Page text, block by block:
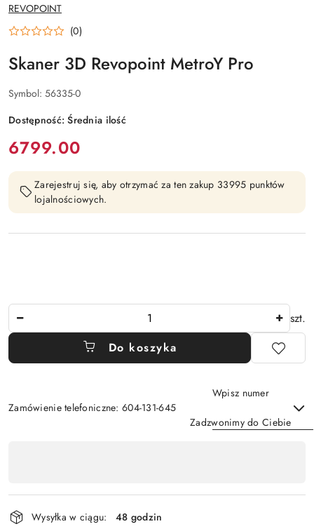
NAZWA
PRODUCENTA:
REVOPOINT
(0)
Skaner 3D Revopoint MetroY Pro
Symbol: 56335-0
Dostępność:Średnia ilość
cena:
6799.00
Zarejestruj się, aby otrzymać za ten zakup 33995 punktów
lojalnościowych.
szt.
Do koszyka
Zamówienie telefoniczne: 604-131-645
Wpisz numer
Zadzwonimy do Ciebie
płatność
i
Wysyłka w ciągu:
48 godzin